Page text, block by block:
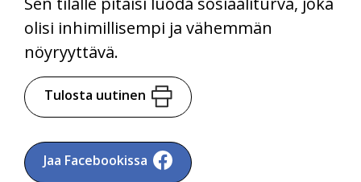
olisi inhimillisempi ja vähemmän
nöyryyttävä.
Tulosta uutinen
Jaa Facebookissa